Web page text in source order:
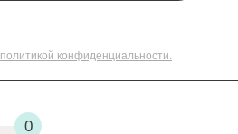
политикой конфиденциальности.